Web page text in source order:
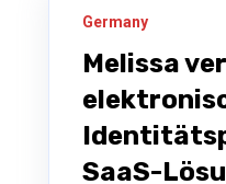
Germany
Melissa
SaaS-